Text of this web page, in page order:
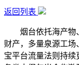
返回列表
烟台依托海产物、
财产，多量泉源工
宝平台流量法则持续